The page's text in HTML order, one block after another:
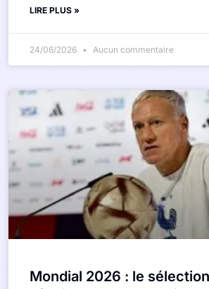
LIRE PLUS »
24/06/2026 Aucun commentaire
Mondial 2026 : le